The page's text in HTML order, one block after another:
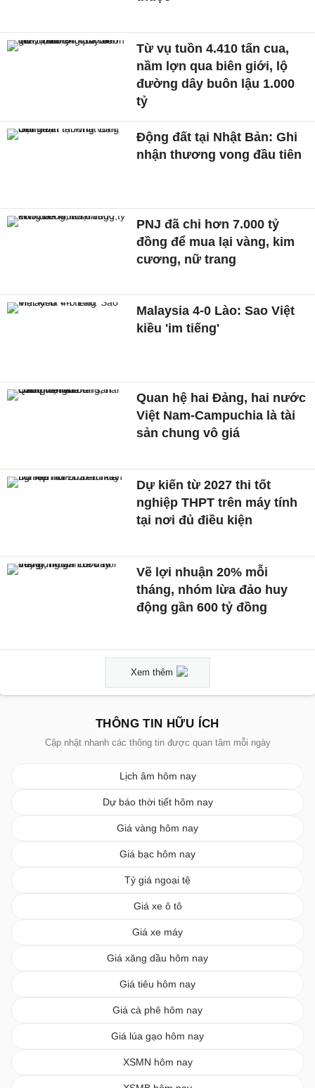
Từ vụ tuồn 4.410 tấn cua,
nầm lợn qua biên giới, lộ
đường dây buôn lậu 1.000
tỷ
Động đất tại Nhật Bản: Ghi
nhận thương vong đầu tiên
PNJ đã chi hơn 7.000 tỷ
đồng để mua lại vàng, kim
cương, nữ trang
Malaysia 4-0 Lào: Sao Việt
kiều 'im tiếng'
Quan hệ hai Đảng, hai nước
Việt Nam-Campuchia là tài
sản chung vô giá ​
Dự kiến từ 2027 thi tốt
nghiệp THPT trên máy tính
tại nơi đủ điều kiện
Vẽ lợi nhuận 20% mỗi
tháng, nhóm lừa đảo huy
động gần 600 tỷ đồng
Xem thêm
THÔNG TIN HỮU ÍCH
Cập nhật nhanh các thông tin được quan tâm mỗi ngày
Lịch âm hôm nay
Dự báo thời tiết hôm nay
Giá vàng hôm nay
Giá bạc hôm nay
Tỷ giá ngoại tệ
Giá xe ô tô
Giá xe máy
Giá xăng dầu hôm nay
Giá tiêu hôm nay
Giá cà phê hôm nay
Giá lúa gạo hôm nay
XSMN hôm nay